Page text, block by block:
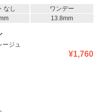
なし
ワンデー
13.8mm
ージュ
¥1,760